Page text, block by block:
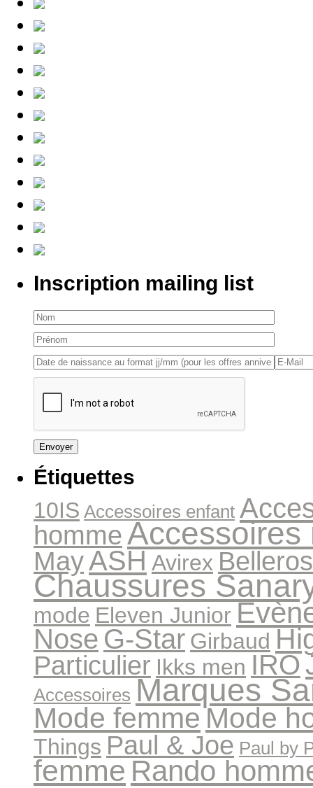
Inscription mailing list
Étiquettes
10IS Accessoires enfant
hommeAccessoires
MayASHAvirex
Chaussures
mode Eleven Junior
Nose G-Star Girbaud
Particulier Ikks men IRO
Accessoires Marques
Mode femmeMode
Things Paul & Joe Paul by
femme Rando